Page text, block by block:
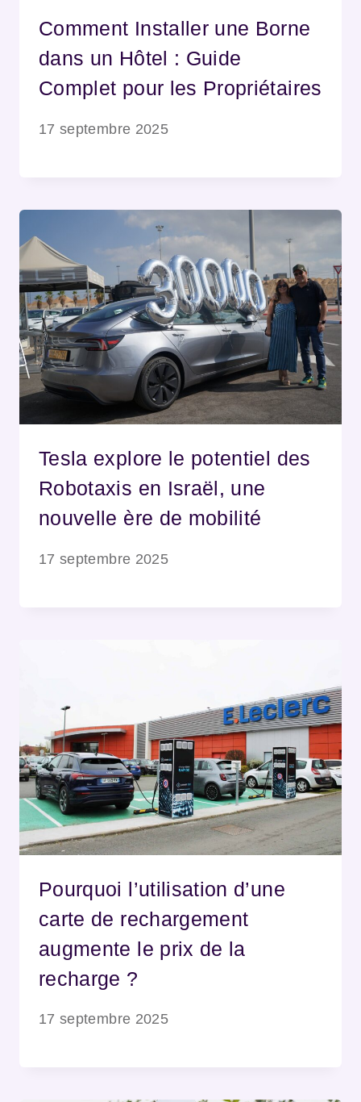
Comment Installer une Borne
dans un Hôtel : Guide
Complet pour les Propriétaires
17 septembre 2025
Tesla explore le potentiel des
Robotaxis en Israël, une
nouvelle ère de mobilité
17 septembre 2025
Pourquoi l’utilisation d’une
carte de rechargement
augmente le prix de la
recharge ?
17 septembre 2025